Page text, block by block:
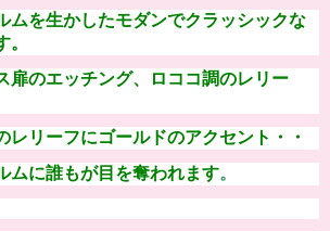
ムを生かしたモダンでクラッシックな
。
扉のエッチング、ロココ調のレリー
レリーフにゴールドのアクセント・・
ムに誰もが目を奪われます。